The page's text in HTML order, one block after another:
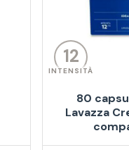
12
INTENSITÀ
80
Lavazza